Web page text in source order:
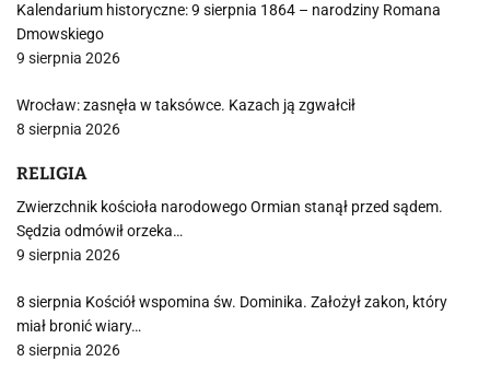
Kalendarium historyczne: 9 sierpnia 1864 – narodziny Romana
Dmowskiego
9 sierpnia 2026
Wrocław: zasnęła w taksówce. Kazach ją zgwałcił
8 sierpnia 2026
RELIGIA
Zwierzchnik kościoła narodowego Ormian stanął przed sądem.
Sędzia odmówił orzeka…
9 sierpnia 2026
8 sierpnia Kościół wspomina św. Dominika. Założył zakon, który
miał bronić wiary…
8 sierpnia 2026